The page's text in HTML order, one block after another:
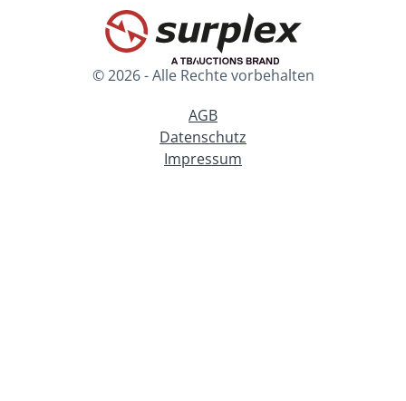
© 2026 - Alle Rechte vorbehalten
AGB
Datenschutz
Impressum